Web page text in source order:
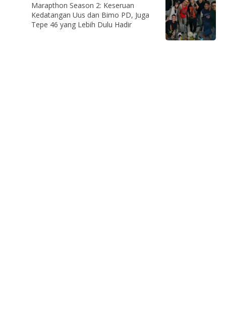
Marapthon Season 2: Keseruan
Kedatangan Uus dan Bimo PD, Juga
Tepe 46 yang Lebih Dulu Hadir